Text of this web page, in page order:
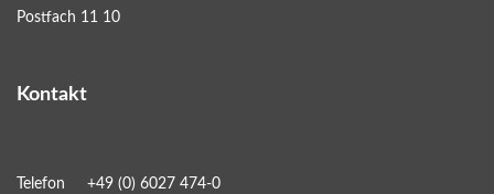
Postfach 11 10
Kontakt
Telefon +49 (0) 6027 474-0